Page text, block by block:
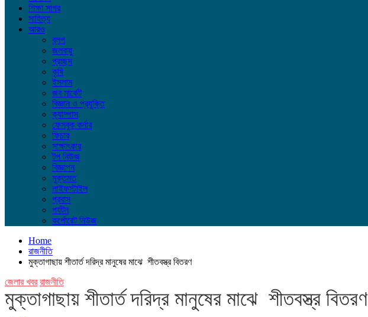
শিক্ষা সাগর
সাহিত্য
আরও
ব্লগ
জলবায়ু
প্রচ্ছদ
কৃষি
ইসলাম
জব মার্কেট
বিজ্ঞান ও প্রযুক্তি
ক্যাম্পাস
ফেসবুক কর্নার
ফিচার
সাক্ষাৎকার
টপ নিউজ
বিজ্ঞাপন
মুক্তমত
লাইফস্টাইল
প্রবাস
পর্যটন
কর্পোরেট নিউজ
Home
রাজনীতি
মুক্তাগাছায় শীতার্ত দরিদ্র মানুষের মাঝে শীতবস্ত্র বিতরণ
জেলার খবর রাজনীতি
মুক্তাগাছায় শীতার্ত দরিদ্র মানুষের মাঝে শীতবস্ত্র বিতরণ